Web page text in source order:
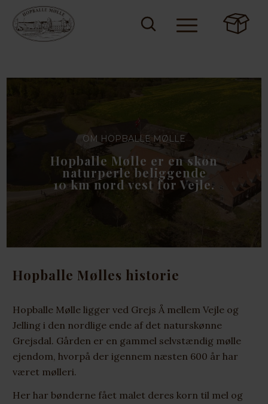
OM HOPBALLE MØLLE
Hopballe Mølle er en skøn
naturperle beliggende
10 km nord vest for Vejle.
Hopballe Mølles historie
Hopballe Mølle ligger ved Grejs Å mellem Vejle og
Jelling i den nordlige ende af det naturskønne
Grejsdal. Gården er en gammel selvstændig mølle
ejendom, hvorpå der igennem næsten 600 år har
været mølleri.
Her har bønderne fået malet deres korn til mel og